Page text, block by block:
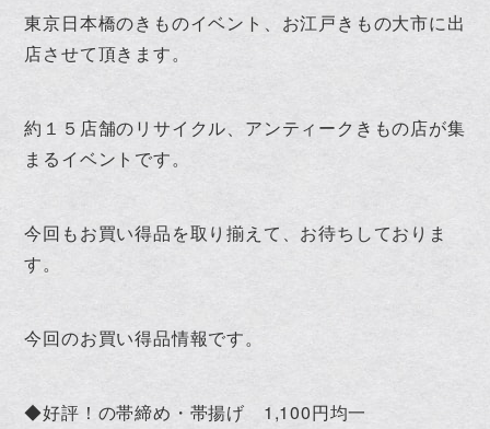
東京日本橋のきものイベント、お江戸きもの大市に出
店させて頂きます。
約１５店舗のリサイクル、アンティークきもの店が集
まるイベントです。
今回もお買い得品を取り揃えて、お待ちしておりま
す。
今回のお買い得品情報です。
◆好評！の帯締め・帯揚げ 1,100円均一